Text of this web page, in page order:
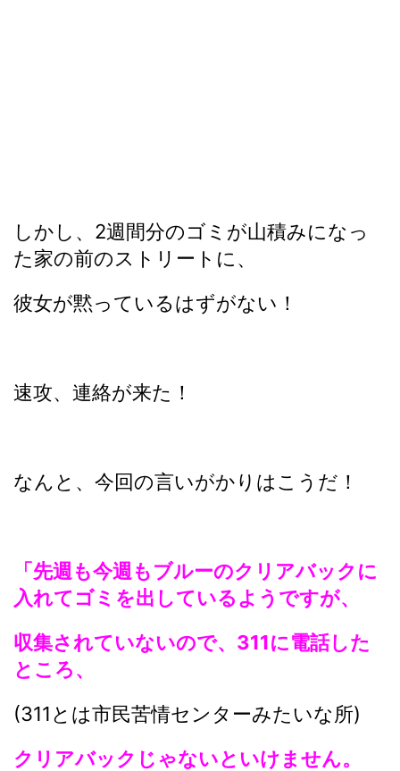
しかし、2週間分のゴミが山積みになっ
た家の前のストリートに、
彼女が黙っているはずがない！
速攻、連絡が来た！
なんと、今回の言いがかりはこうだ！
「先週も今週もブルーのクリアバックに
入れてゴミを出しているようですが、
収集されていないので、311に電話した
ところ、
(311とは市民苦情センターみたいな所)
クリアバックじゃないといけません。